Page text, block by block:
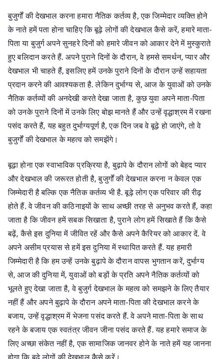
बुजुर्गों की देखभाल करना हमारा नैतिक कर्तव्य है, एक जिम्मेदार व्यक्ति होने
के नाते हमें पता होना चाहिए कि बूढ़े लोगों की देखभाल कैसे करें, हमारे माता-
पिता या बुजुर्ग अपने सुनहरे दिनों को हमारे जीवन को आकार देने में मुस्कुराते
हुए बलिदान करते हैं. अपने पुराने दिनों के दौरान, वे हमसे समर्थन, प्यार और
देखभाल भी चाहते हैं, इसलिए हमें उनके पुराने दिनों के दौरान उन्हें सहायता
प्रदान करने की आवश्यकता है. लेकिन दुर्भाग्य से, आज के युवाओं को उनके
नैतिक कर्तव्यों की अनदेखी करते देखा जाता है, कुछ युवा अपने माता-पिता
को उनके पुराने दिनों में उनके लिए बोझ मानते हैं और उन्हें वृद्धाश्रम में रखना
पसंद करते हैं, यह बहुत दुर्भाग्यपूर्ण है, एक दिन जब वे बूढ़े हो जाएंगे, तो वे
बुजुर्गों की देखभाल के महत्व को समझेंगे।
बूढ़ा होना एक स्वाभाविक प्रक्रिया है, बुढ़ापे के दौरान लोगों को बेहद प्यार
और देखभाल की जरूरत होती है, बुजुर्गों की देखभाल करना न केवल एक
जिम्मेदारी है बल्कि एक नैतिक कर्तव्य भी है. बूढ़े लोग एक परिवार की रीढ़
होते हैं. वे जीवन की कठिनाइयों के साथ अच्छी तरह से अनुभव करते हैं, कहा
जाता है कि जीवन हमें सबक सिखाता है, पुराने लोग हमें सिखाते हैं कि कैसे
बढ़ें, कैसे इस दुनिया में जीवित रहें और कैसे अपने कैरियर को आकार दें. वे
अपने असीम प्रयास से हमें इस दुनिया में स्थापित करते हैं. यह हमारी
जिम्मेदारी है कि हम उन्हें उनके बुढ़ापे के दौरान वापस भुगतान करें, दुर्भाग्य
से, आज की दुनिया में, युवाओं को बड़ों के प्रति अपने नैतिक कर्तव्यों को
भूलते हुए देखा जाता है, वे बुजुर्ग देखभाल के महत्व को समझने के लिए तैयार
नहीं हैं और अपने बुढ़ापे के दौरान अपने माता-पिता की देखभाल करने के
बजाय, उन्हें वृद्धाश्रम में भेजना पसंद करते हैं. वे अपने माता-पिता के साथ
रहने के बजाय एक स्वतंत्र जीवन जीना पसंद करते हैं. यह हमारे समाज के
लिए अच्छा संकेत नहीं है, एक सामाजिक जानवर होने के नाते हमें यह जानना